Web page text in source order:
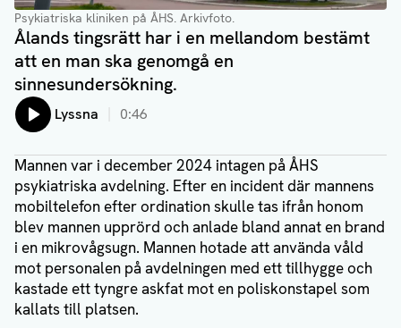
Psykiatriska kliniken på ÅHS. Arkivfoto.
Ålands tingsrätt har i en mellandom bestämt
att en man ska genomgå en
sinnesundersökning.
Lyssna 0:46
Mannen var i december 2024 intagen på ÅHS
psykiatriska avdelning. Efter en incident där mannens
mobiltelefon efter ordination skulle tas ifrån honom
blev mannen upprörd och anlade bland annat en brand
i en mikrovågsugn. Mannen hotade att använda våld
mot personalen på avdelningen med ett tillhygge och
kastade ett tyngre askfat mot en poliskonstapel som
kallats till platsen.